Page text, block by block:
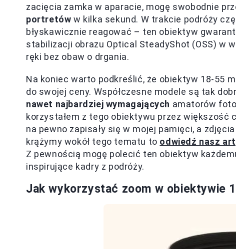
zacięcia zamka w aparacie, mogę swobodnie
portretów w kilka sekund. W trakcie podróży
błyskawicznie reagować – ten obiektyw
stabilizacji obrazu Optical SteadyShot (OSS) w
ręki bez obaw o drgania.
Na koniec warto podkreślić, że obiektyw 18-55
do swojej ceny. Współczesne modele są tak
nawet najbardziej wymagających amatorów
korzystałem z tego obiektywu przez większość
na pewno zapisały się w mojej pamięci, a
krążymy wokół tego tematu to odwiedź nasz
Z pewnością mogę polecić ten obiektyw
inspirujące kadry z podróży.
Jak wykorzystać zoom w obiektywie